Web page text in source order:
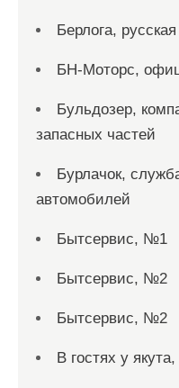
Берлога,
БН-Моторс,
Бульдозер,
запасных частей
Бурлачок,
автомобилей
Бытсервис, №1
Бытсервис, №2
Бытсервис, №2
В гостях у